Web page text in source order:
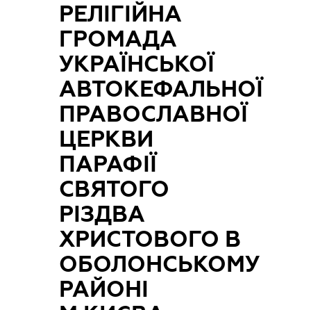
РЕЛІГІЙНА
ГРОМАДА
УКРАЇНСЬКОЇ
АВТОКЕФАЛЬНОЇ
ПРАВОСЛАВНОЇ
ЦЕРКВИ
ПАРАФІЇ
СВЯТОГО
РІЗДВА
ХРИСТОВОГО В
ОБОЛОНСЬКОМУ
РАЙОНІ